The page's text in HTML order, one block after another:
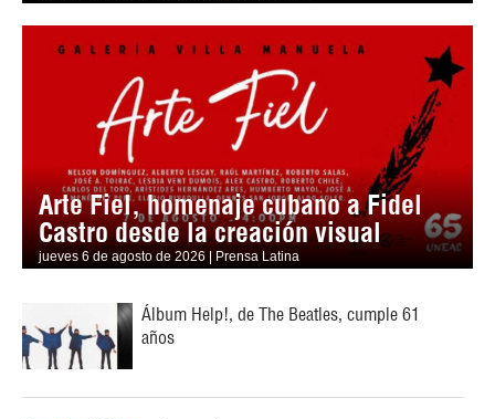
Arte Fiel, homenaje cubano a Fidel
Castro desde la creación visual
jueves 6 de agosto de 2026 | Prensa Latina
Álbum Help!, de The Beatles, cumple 61
años